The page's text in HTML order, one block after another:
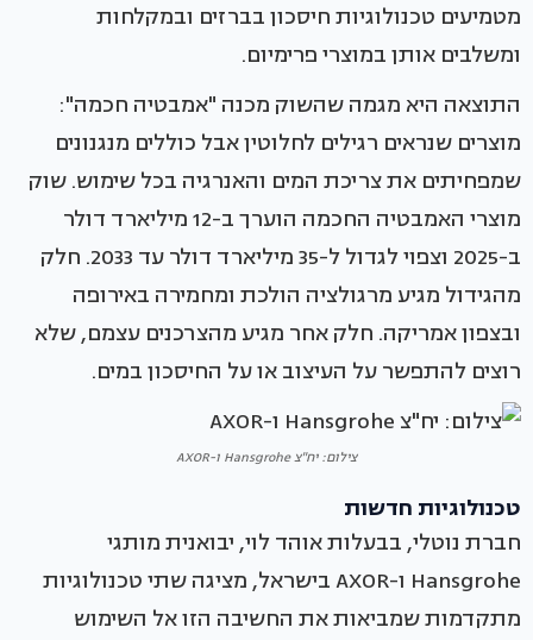
מטמיעים טכנולוגיות חיסכון בברזים ובמקלחות
ומשלבים אותן במוצרי פרימיום.
התוצאה היא מגמה שהשוק מכנה "אמבטיה חכמה":
מוצרים שנראים רגילים לחלוטין אבל כוללים מנגנונים
שמפחיתים את צריכת המים והאנרגיה בכל שימוש. שוק
מוצרי האמבטיה החכמה הוערך ב-12 מיליארד דולר
ב-2025 וצפוי לגדול ל-35 מיליארד דולר עד 2033. חלק
מהגידול מגיע מרגולציה הולכת ומחמירה באירופה
ובצפון אמריקה. חלק אחר מגיע מהצרכנים עצמם, שלא
רוצים להתפשר על העיצוב או על החיסכון במים.
צילום: יח"צ Hansgrohe ו-AXOR
טכנולוגיות חדשות
חברת נוטלי, בבעלות אוהד לוי, יבואנית מותגי
Hansgrohe ו-AXOR בישראל, מציגה שתי טכנולוגיות
מתקדמות שמביאות את החשיבה הזו אל השימוש